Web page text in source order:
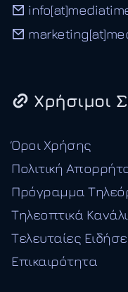
Χρήσιμοι
Όροι Χρήσης
Πολιτική
Πρόγραμμα
Τηλεοπτικά
Τελευταίες
Επικαιρότητα